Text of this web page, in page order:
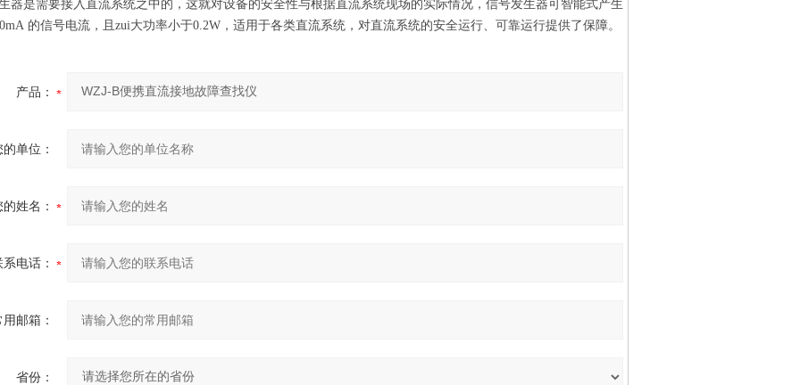
器是需要接入直流系统之中的，这就对设备的安全性与根据直流系统现场的实际情况，信号发生器可智能式产生
的信号电流，且zui大功率小于0.2W，适用于各类直流系统，对直流系统的安全运行、可靠运行提供了保障。
产品：
的单位：
的姓名：
系电话：
用邮箱：
省份：